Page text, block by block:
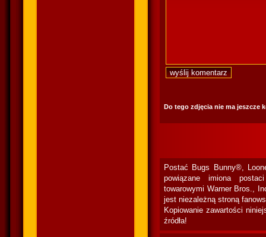
Do tego zdjęcia nie ma jeszcze
Postać Bugs Bunny®,
powiązane imiona
towarowymi Warner Bros.,
jest niezależną stroną
Kopiowanie zawartości
źródła!